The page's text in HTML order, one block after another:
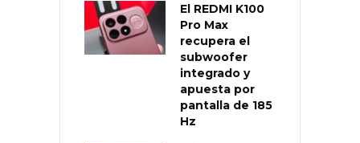
El REDMI K100
Pro Max
recupera el
subwoofer
integrado y
apuesta por
pantalla de 185
Hz